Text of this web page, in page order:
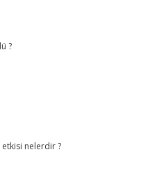
?
etkisi nelerdir ?